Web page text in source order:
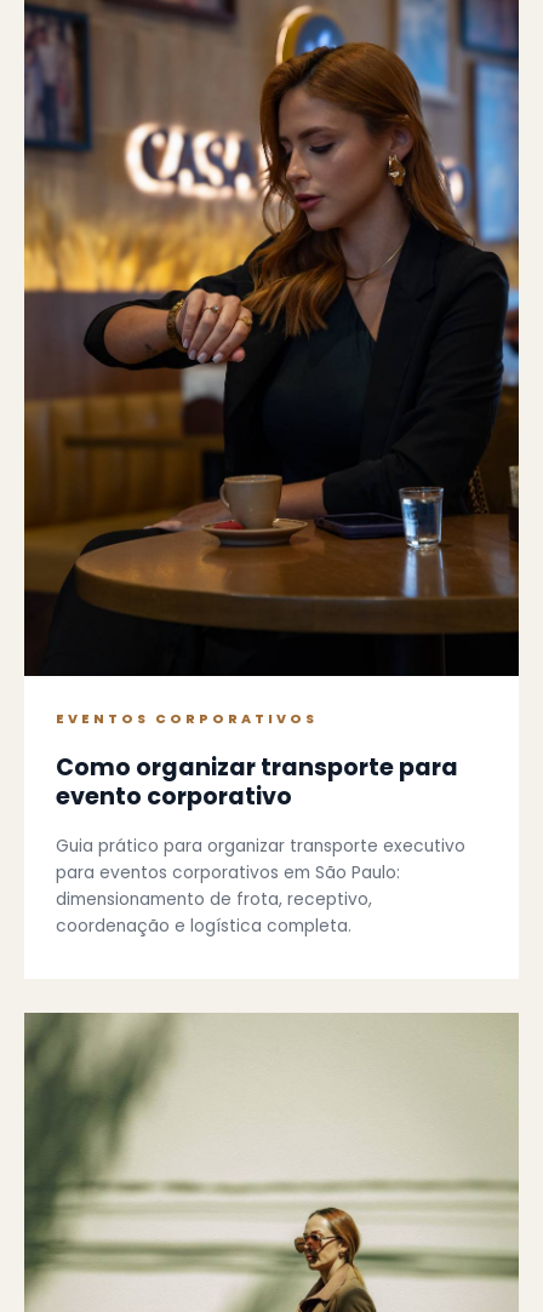
EVENTOS CORPORATIVOS
Como organizar transporte para
evento corporativo
Guia prático para organizar transporte executivo
para eventos corporativos em São Paulo:
dimensionamento de frota, receptivo,
coordenação e logística completa.